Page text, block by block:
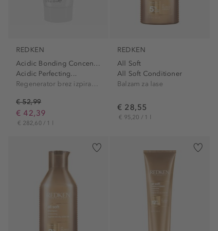
REDKEN
Acidic Bonding Concentrate
Acidic Perfecting...
Regenerator brez izpiranja
€ 52,99
€ 42,39
€ 282,60 / 1 l
REDKEN
All Soft
All Soft Conditioner
Balzam za lase
€ 28,55
€ 95,20 / 1 l